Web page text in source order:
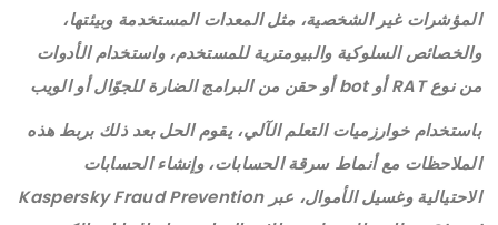
المؤشرات غير الشخصية، مثل المعدات المستخدمة وبيئتها،
والخصائص السلوكية والبيومترية للمستخدم، واستخدام الأدوات
من نوع RAT أو bot أو حقن من البرامج الضارة للجوّال أو الويب
باستخدام خوارزميات التعلم الآلي، يقوم الحل بعد ذلك بربط هذه
الملاحظات مع أنماط سرقة الحسابات، وإنشاء الحسابات
الاحتيالية وغسيل الأموال، عبر Kaspersky Fraud Prevention